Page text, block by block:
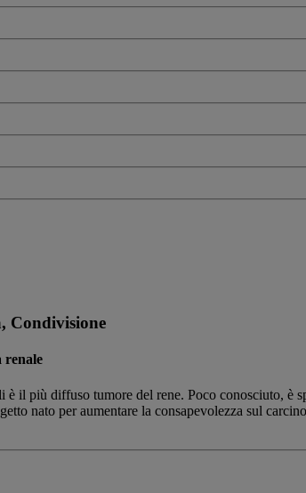
Condivisione
renale
il più diffuso tumore del rene. Poco conosciuto, è
nato per aumentare la consapevolezza sul